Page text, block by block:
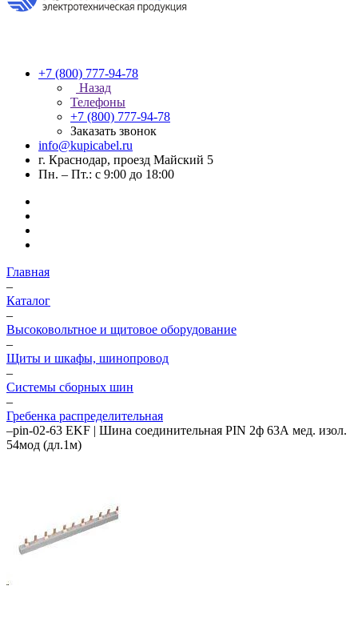
+7 (800) 777-94-78
Назад
Телефоны
+7 (800) 777-94-78
Заказать звонок
info@kupicabel.ru
г. Краснодар, проезд Майский 5
Пн. – Пт.: с 9:00 до 18:00
Главная
–
Каталог
–
Высоковольтное и щитовое оборудование
–
Щиты и шкафы, шинопровод
–
Системы сборных шин
–
Гребенка распределительная
–pin-02-63 EKF | Шина соединительная PIN 2ф 63А мед. изол.
54мод (дл.1м)